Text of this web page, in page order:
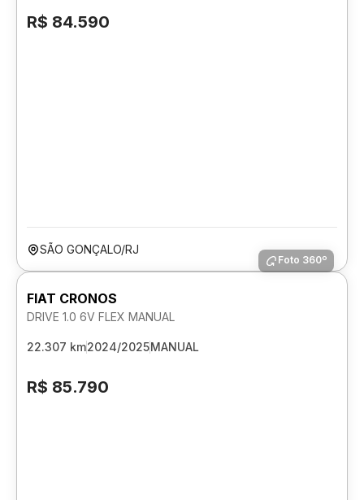
R$ 84.590
SÃO GONÇALO/RJ
Foto 360º
FIAT CRONOS
DRIVE 1.0 6V FLEX MANUAL
22.307 km2024/2025MANUAL
R$ 85.790